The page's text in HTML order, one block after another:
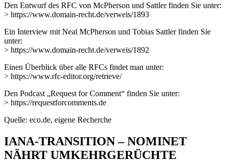
Den Entwurf des RFC von McPherson und Sattler finden Sie unter:
> https://www.domain-recht.de/verweis/1893
Ein Interview mit Neal McPherson und Tobias Sattler finden Sie
unter:
> https://www.domain-recht.de/verweis/1892
Einen Überblick über alle RFCs findet man unter:
> https://www.rfc-editor.org/retrieve/
Den Podcast „Request for Comment“ finden Sie unter:
> https://requestforcomments.de
Quelle: eco.de, eigene Recherche
IANA-TRANSITION – NOMINET
NÄHRT UMKEHRGERÜCHTE